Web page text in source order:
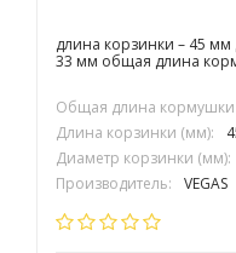
длина корзинки – 45
33 мм общая длина
Общая длина
Длина корзинки (мм):
Диаметр корзинки (мм):
Производитель:
VEGAS